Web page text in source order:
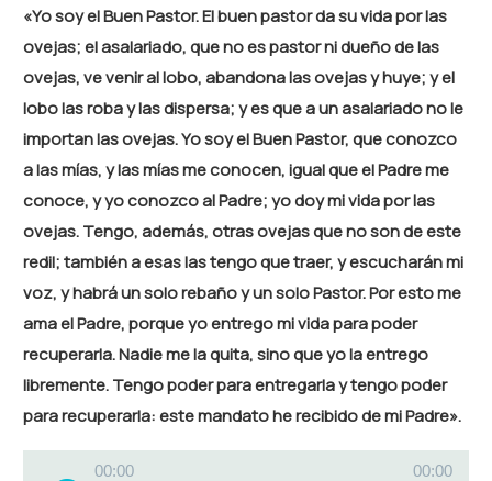
«Yo soy el Buen Pastor. El buen pastor da su vida por las
ovejas; el asalariado, que no es pastor ni dueño de las
ovejas, ve venir al lobo, abandona las ovejas y huye; y el
lobo las roba y las dispersa; y es que a un asalariado no le
importan las ovejas. Yo soy el Buen Pastor, que conozco
a las mías, y las mías me conocen, igual que el Padre me
conoce, y yo conozco al Padre; yo doy mi vida por las
ovejas. Tengo, además, otras ovejas que no son de este
redil; también a esas las tengo que traer, y escucharán mi
voz, y habrá un solo rebaño y un solo Pastor. Por esto me
ama el Padre, porque yo entrego mi vida para poder
recuperarla. Nadie me la quita, sino que yo la entrego
libremente. Tengo poder para entregarla y tengo poder
para recuperarla: este mandato he recibido de mi Padre».
Reproductor
00:00 00:00